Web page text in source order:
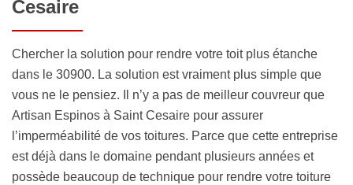
Cesaire
Chercher la solution pour rendre votre toit plus étanche
dans le 30900. La solution est vraiment plus simple que
vous ne le pensiez. Il n’y a pas de meilleur couvreur que
Artisan Espinos à Saint Cesaire pour assurer
l’imperméabilité de vos toitures. Parce que cette entreprise
est déjà dans le domaine pendant plusieurs années et
possède beaucoup de technique pour rendre votre toiture